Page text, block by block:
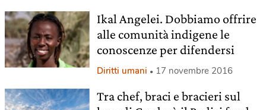
Ikal Angelei. Dobbiamo offrire
alle comunità indigene le
conoscenze per difendersi
Diritti umani 17 novembre 2016
Tra chef, braci e bracieri sul